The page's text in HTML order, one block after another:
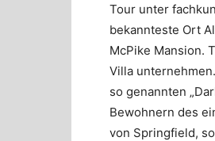
Tour unter
bekannteste Ort
McPike Mansion.
Villa
so genannten
Bewohnern des
von Springfield,